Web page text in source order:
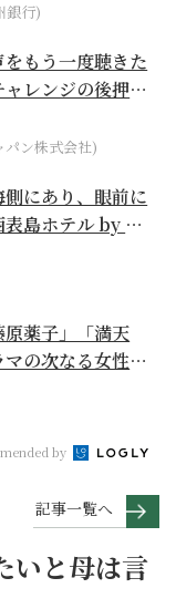
銀行)
をもう一度聴きた
レンジの後押し
パン株式会社)
にあり、眼前に
島ホテル by 星
原薬子」「満天
の次なる女性主
by
記事一覧へ
いと母は言